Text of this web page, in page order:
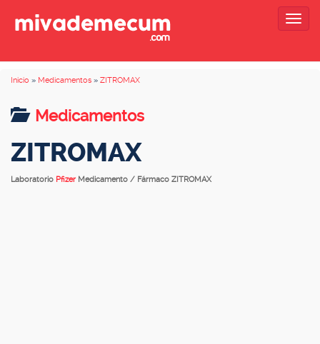
Inicio » Medicamentos » ZITROMAX
Medicamentos
ZITROMAX
Laboratorio Pfizer Medicamento / Fármaco ZITROMAX